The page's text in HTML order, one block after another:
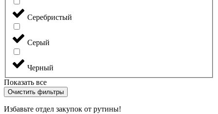
Серебристый
Серый
Черный
Показать все
Очистить фильтры
Избавьте отдел закупок от рутины!